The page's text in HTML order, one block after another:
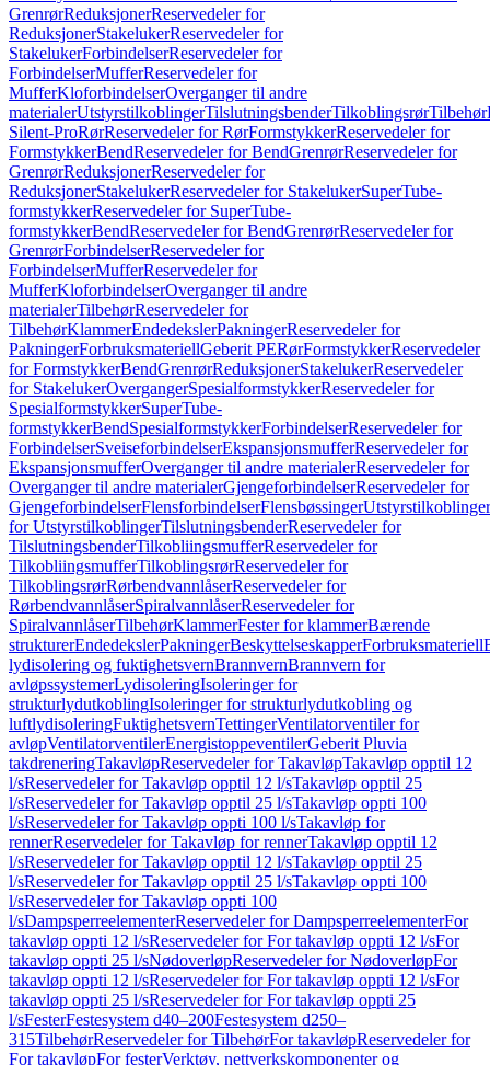
GrenrørReduksjonerReservedeler for
ReduksjonerStakelukerReservedeler for
StakelukerForbindelserReservedeler for
ForbindelserMufferReservedeler for
MufferKloforbindelserOverganger til andre
materialerUtstyrstilkoblingerTilslutningsbenderTilkoblingsrørTilbehør
Silent-ProRørReservedeler for RørFormstykkerReservedeler for
FormstykkerBendReservedeler for BendGrenrørReservedeler for
GrenrørReduksjonerReservedeler for
ReduksjonerStakelukerReservedeler for StakelukerSuperTube-
formstykkerReservedeler for SuperTube-
formstykkerBendReservedeler for BendGrenrørReservedeler for
GrenrørForbindelserReservedeler for
ForbindelserMufferReservedeler for
MufferKloforbindelserOverganger til andre
materialerTilbehørReservedeler for
TilbehørKlammerEndedekslerPakningerReservedeler for
PakningerForbruksmateriellGeberit PERørFormstykkerReservedeler
for FormstykkerBendGrenrørReduksjonerStakelukerReservedeler
for StakelukerOvergangerSpesialformstykkerReservedeler for
SpesialformstykkerSuperTube-
formstykkerBendSpesialformstykkerForbindelserReservedeler for
ForbindelserSveiseforbindelserEkspansjonsmufferReservedeler for
EkspansjonsmufferOverganger til andre materialerReservedeler for
Overganger til andre materialerGjengeforbindelserReservedeler for
GjengeforbindelserFlensforbindelserFlensbøssingerUtstyrstilkoblinger
for UtstyrstilkoblingerTilslutningsbenderReservedeler for
TilslutningsbenderTilkobliingsmufferReservedeler for
TilkobliingsmufferTilkoblingsrørReservedeler for
TilkoblingsrørRørbendvannlåserReservedeler for
RørbendvannlåserSpiralvannlåserReservedeler for
SpiralvannlåserTilbehørKlammerFester for klammerBærende
strukturerEndedekslerPakningerBeskyttelseskapperForbruksmateriell
lydisolering og fuktighetsvernBrannvernBrannvern for
avløpssystemerLydisoleringIsoleringer for
strukturlydutkoblingIsoleringer for strukturlydutkobling og
luftlydisoleringFuktighetsvernTettingerVentilatorventiler for
avløpVentilatorventilerEnergistoppeventilerGeberit Pluvia
takdreneringTakavløpReservedeler for TakavløpTakavløp opptil 12
l/sReservedeler for Takavløp opptil 12 l/sTakavløp opptil 25
l/sReservedeler for Takavløp opptil 25 l/sTakavløp oppti 100
l/sReservedeler for Takavløp oppti 100 l/sTakavløp for
rennerReservedeler for Takavløp for rennerTakavløp opptil 12
l/sReservedeler for Takavløp opptil 12 l/sTakavløp opptil 25
l/sReservedeler for Takavløp opptil 25 l/sTakavløp oppti 100
l/sReservedeler for Takavløp oppti 100
l/sDampsperreelementerReservedeler for DampsperreelementerFor
takavløp oppti 12 l/sReservedeler for For takavløp oppti 12 l/sFor
takavløp oppti 25 l/sNødoverløpReservedeler for NødoverløpFor
takavløp oppti 12 l/sReservedeler for For takavløp oppti 12 l/sFor
takavløp oppti 25 l/sReservedeler for For takavløp oppti 25
l/sFesterFestesystem d40–200Festesystem d250–
315TilbehørReservedeler for TilbehørFor takavløpReservedeler for
For takavløpFor festerVerktøy, nettverkskomponenter og